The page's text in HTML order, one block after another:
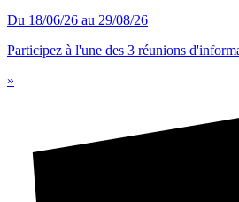
Du 18/06/26 au 29/08/26
Participez à l'une des 3 réunions
»